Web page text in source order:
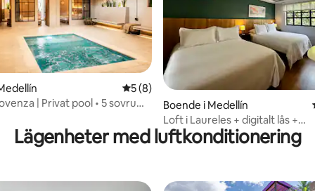
betyg, 13 omdömen
5 av 5 i genomsnittligt betyg, 8
5 (8)
| Privat pool • 5 sovrum
Boende i Medellín
Loft i Laureles + digitalt lås +
luftkonditionering + wifi
Lägenheter med luftkonditionering